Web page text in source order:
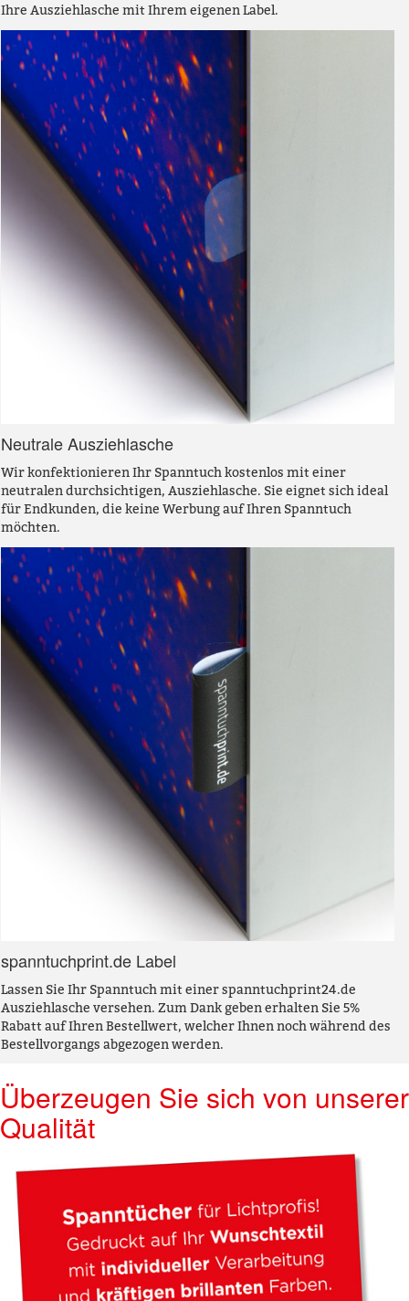
Ihre Ausziehlasche mit Ihrem eigenen Label.
Neutrale Ausziehlasche
Wir konfektionieren Ihr Spanntuch kostenlos mit einer
neutralen durchsichtigen, Ausziehlasche. Sie eignet sich ideal
für Endkunden, die keine Werbung auf Ihren Spanntuch
möchten.
spanntuchprint.de Label
Lassen Sie Ihr Spanntuch mit einer spanntuchprint24.de
Ausziehlasche versehen. Zum Dank geben erhalten Sie 5%
Rabatt auf Ihren Bestellwert, welcher Ihnen noch während des
Bestellvorgangs abgezogen werden.
Überzeugen Sie sich von unserer
Qualität